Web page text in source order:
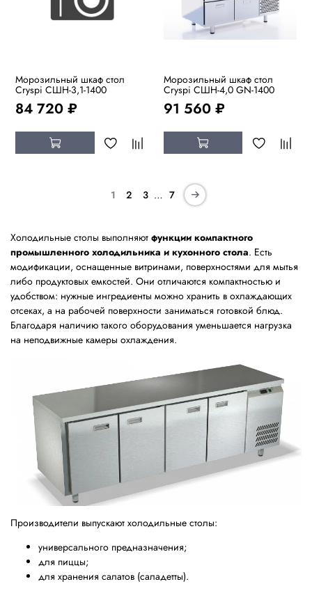
Морозильный шкаф стол
Cryspi СШН-3,1-1400
84 720 ₽
Морозильный шкаф стол
Cryspi СШН-4,0 GN-1400
91 560 ₽
1 2 3 … 7
Холодильные столы выполняют функции компактного
промышленного холодильника и кухонного стола. Есть
модификации, оснащенные витринами, поверхностями для мытья
либо продуктовых емкостей. Они отличаются компактностью и
удобством: нужные ингредиенты можно хранить в охлаждающих
отсеках, а на рабочей поверхности заниматься готовкой блюд.
Благодаря наличию такого оборудования уменьшается нагрузка
на неподвижные камеры охлаждения.
Производители выпускают холодильные столы:
универсального предназначения;
для пиццы;
для хранения салатов (саладетты).